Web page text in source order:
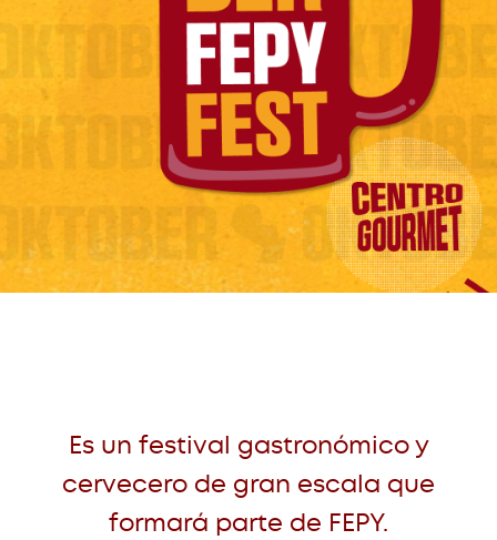
Es un festival gastronómico y
cervecero de gran escala que
formará parte de FEPY.